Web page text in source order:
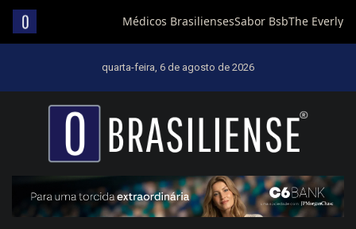
quarta-feira, 6 de agosto de 2026
Um diário de notícias que trabalha por Brasília